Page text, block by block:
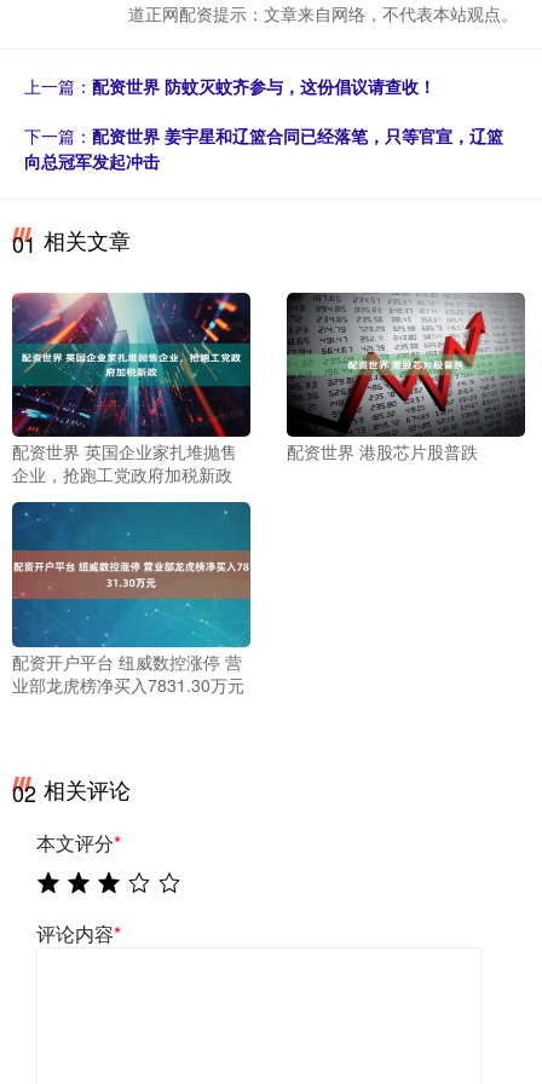
道正网配资提示：文章来自网络，不代表本站观点。
上一篇： 配资世界 防蚊灭蚊齐参与，这份倡议请查收！
下一篇： 配资世界 姜宇星和辽篮合同已经落笔，只等官宣，辽篮
向总冠军发起冲击
01 相关文章
配资世界 英国企业家扎堆抛售
企业，抢跑工党政府加税新政
配资世界 港股芯片股普跌
配资开户平台 纽威数控涨停 营
业部龙虎榜净买入7831.30万元
02 相关评论
本文评分*
评论内容*